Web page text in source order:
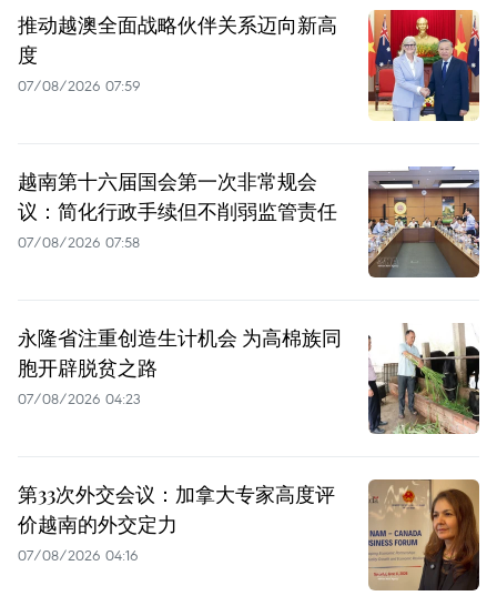
推动越澳全面战略伙伴关系迈向新高
度
07/08/2026 07:59
越南第十六届国会第一次非常规会
议：简化行政手续但不削弱监管责任
07/08/2026 07:58
永隆省注重创造生计机会 为高棉族同
胞开辟脱贫之路
07/08/2026 04:23
第33次外交会议：加拿大专家高度评
价越南的外交定力
07/08/2026 04:16